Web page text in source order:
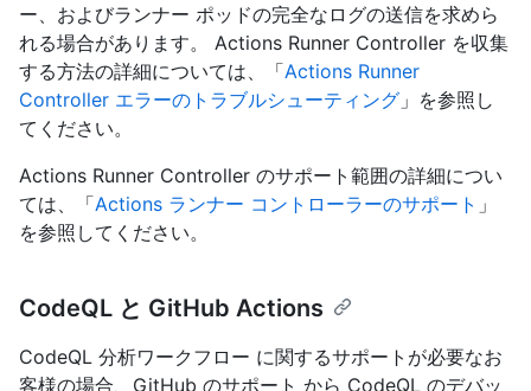
ー、およびランナー ポッドの完全なログの送信を求めら
れる場合があります。 Actions Runner Controller を収集
する方法の詳細については、「Actions Runner
Controller エラーのトラブルシューティング 」を参照し
てください。
Actions Runner Controller のサポート範囲の詳細につい
ては、「Actions ランナー コントローラーのサポート 」
を参照してください。
CodeQL と GitHub Actions
CodeQL 分析ワークフロー に関するサポートが必要なお
客様の場合、GitHub のサポート から CodeQL のデバッ